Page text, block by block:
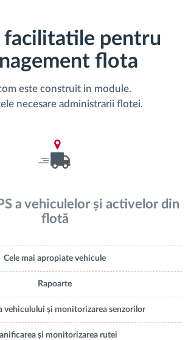
facilitatile pentru
flota
este construit in module.
necesare administrarii flotei.
a vehiculelor și activelor din
flotă
Cele mai apropiate vehicule
Rapoarte
vehiculului și monitorizarea senzorilor
și monitorizarea rutei